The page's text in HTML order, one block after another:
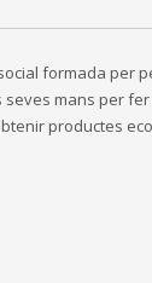
formada per
seves mans per
productes